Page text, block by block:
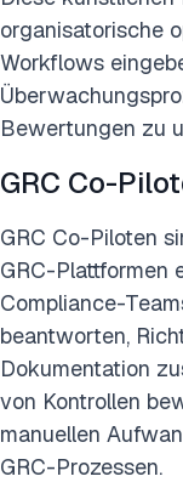
organisatorische
Workflows
Bewertungen zu
GRC Co-
GRC Co-Piloten
GRC-Plattformen
Compliance-
beantworten,
Dokumentation
von Kontrollen
manuellen
GRC-Prozessen.